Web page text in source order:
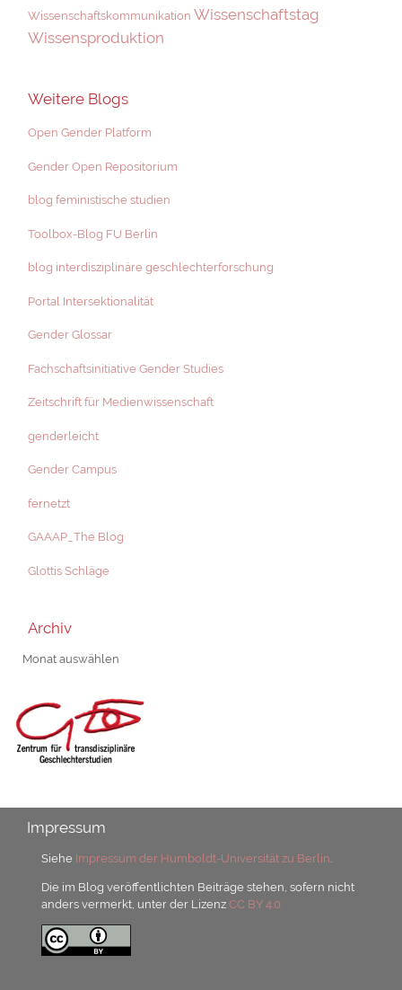
Wissenschaftskommunikation Wissenschaftstag
Wissensproduktion
Weitere Blogs
Open Gender Platform
Gender Open Repositorium
blog feministische studien
Toolbox-Blog FU Berlin
blog interdisziplinäre geschlechterforschung
Portal Intersektionalität
Gender Glossar
Fachschaftsinitiative Gender Studies
Zeitschrift für Medienwissenschaft
genderleicht
Gender Campus
fernetzt
GAAAP_The Blog
Glottis Schläge
Archiv
Archiv
Impressum
Siehe Impressum der Humboldt-Universität zu Berlin.
Die im Blog veröffentlichten Beiträge stehen, sofern nicht
anders vermerkt, unter der LizenzCC BY 4.0.